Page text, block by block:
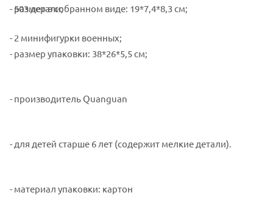
- 503 детали;
- 2 минифигурки военных;
- размер в собранном виде: 19*7,4*8,3 см;
- размер упаковки: 38*26*5,5 см;
- производитель Quanguan
- для детей старше 6 лет (содержит мелкие детали).
- материал упаковки: картон